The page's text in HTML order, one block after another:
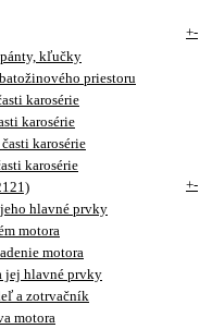
+-
kľučky
priestoru
karosérie
karosérie
karosérie
karosérie
+-
hlavné prvky
motora
motora
jej hlavné prvky
a zotrvačník
motora